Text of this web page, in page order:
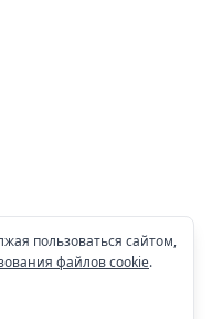
пользоваться сайтом,
файлов cookie.